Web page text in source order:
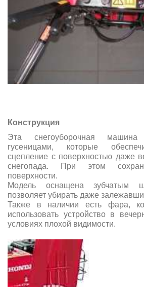
Конструкция
Эта снегоуборочная машина
гусеницами, которые
сцепление с поверхностью даже
снегопада. При этом
поверхности.
Модель оснащена зубчатым
позволяет убирать даже
Также в наличии есть фара,
использовать устройство в
условиях плохой видимости.